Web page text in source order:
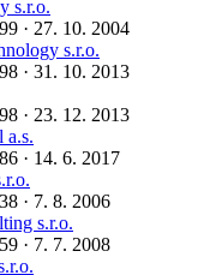
s.r.o.
· 27. 10. 2004
s.r.o.
· 31. 10. 2013
· 23. 12. 2013
a.s.
· 14. 6. 2017
· 7. 8. 2006
s.r.o.
· 7. 7. 2008